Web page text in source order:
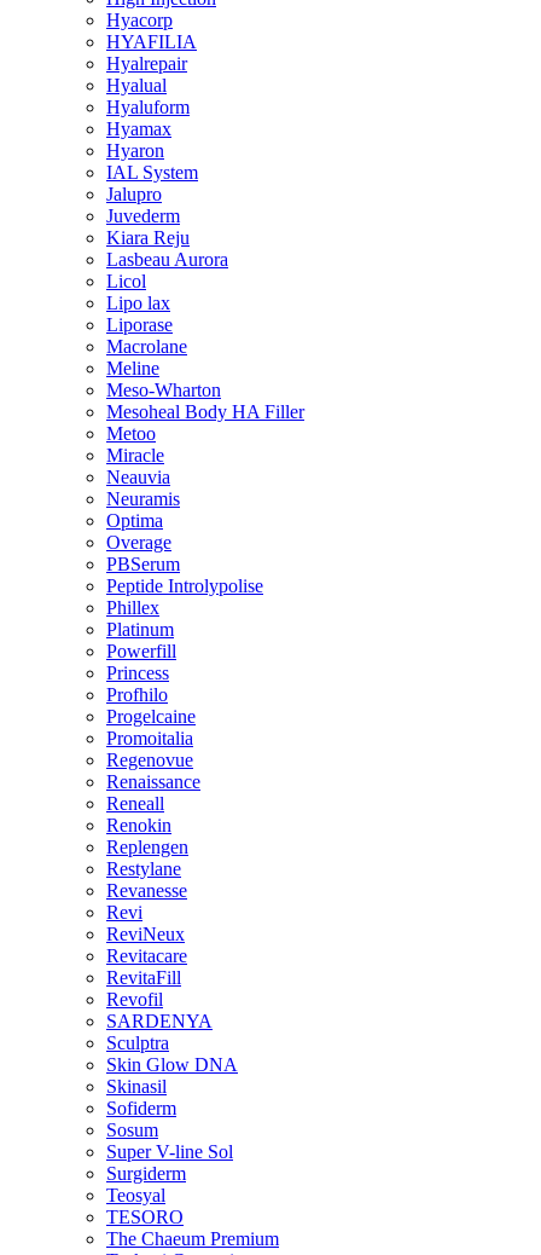
Hyacorp
HYAFILIA
Hyalrepair
Hyalual
Hyaluform
Hyamax
Hyaron
IAL System
Jalupro
Juvederm
Kiara Reju
Lasbeau Aurora
Licol
Lipo lax
Liporase
Macrolane
Meline
Meso-Wharton
Mesoheal Body HA Filler
Metoo
Miracle
Neauvia
Neuramis
Optima
Overage
PBSerum
Peptide Introlypolise
Phillex
Platinum
Powerfill
Princess
Profhilo
Progelcaine
Promoitalia
Regenovue
Renaissance
Reneall
Renokin
Replengen
Restylane
Revanesse
Revi
ReviNeux
Revitacare
RevitaFill
Revofil
SARDENYA
Sculptra
Skin Glow DNA
Skinasil
Sofiderm
Sosum
Super V-line Sol
Surgiderm
Teosyal
TESORO
The Chaeum Premium